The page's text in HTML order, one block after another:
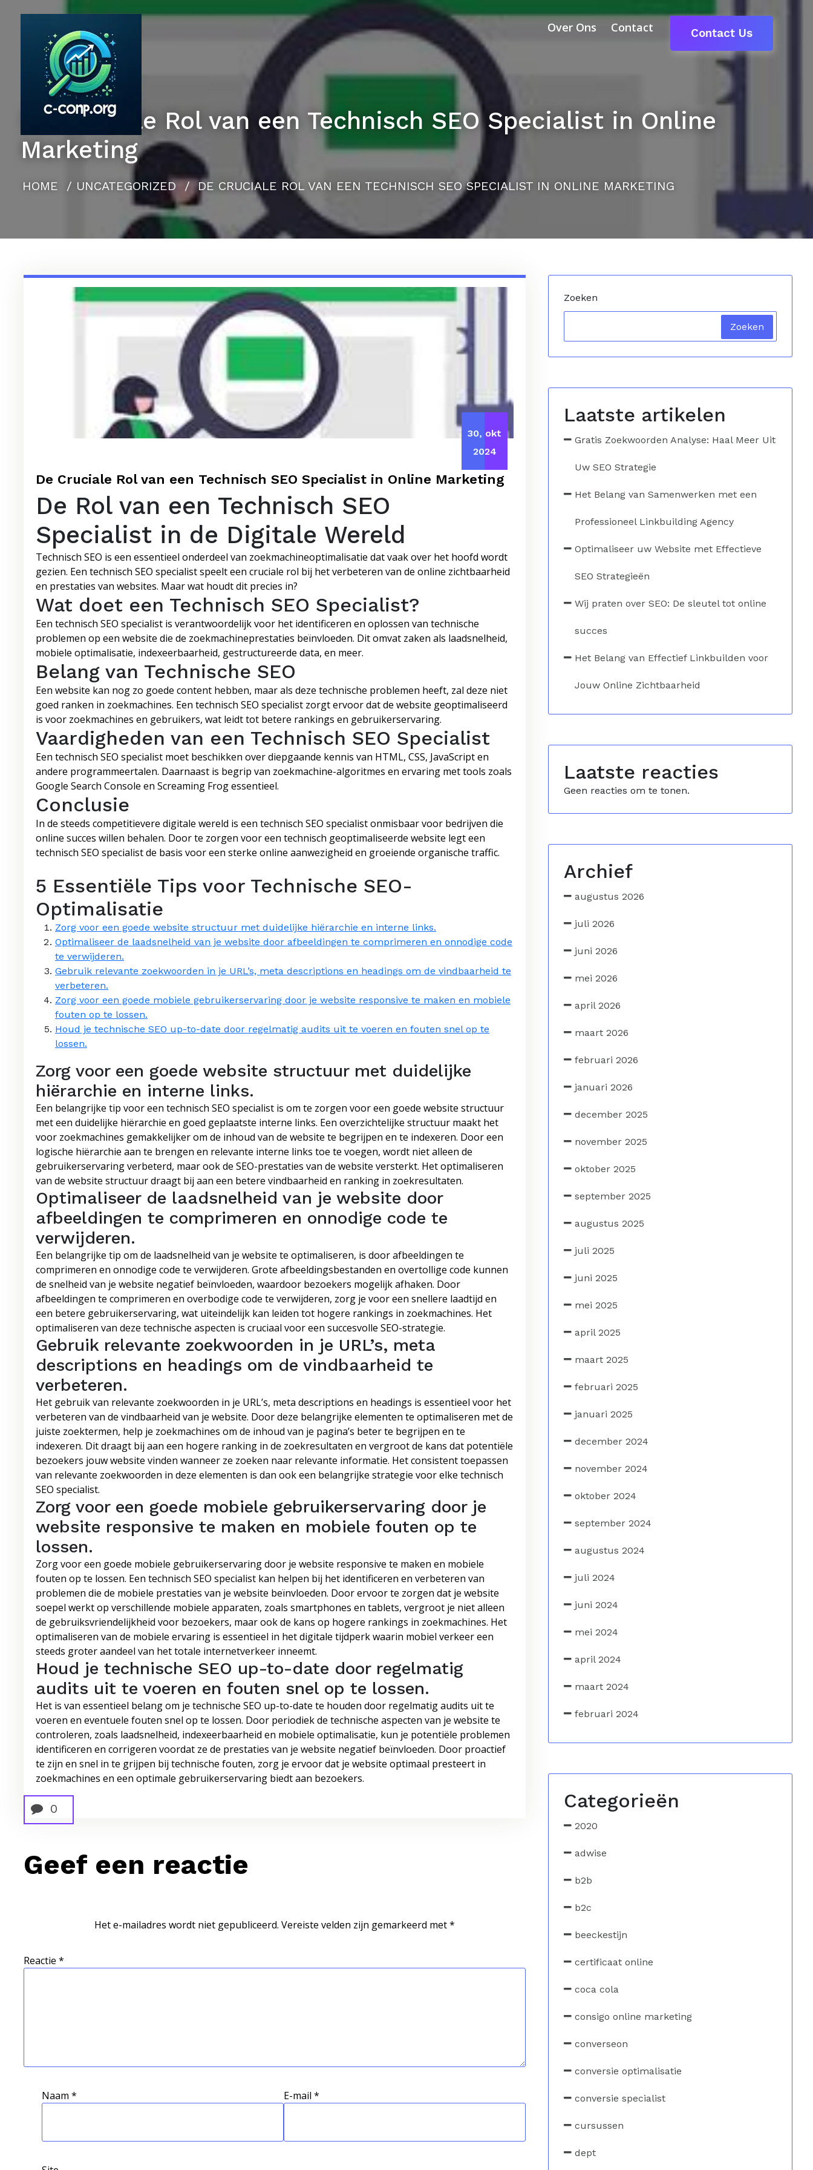
Over Ons Contact Contact Us
De Cruciale Rol van een Technisch SEO Specialist in Online
Marketing
HOME / UNCATEGORIZED / DE CRUCIALE ROL VAN EEN TECHNISCH SEO SPECIALIST IN ONLINE MARKETING
30, okt
2024
De Cruciale Rol van een Technisch SEO Specialist in Online Marketing
De Rol van een Technisch SEO
Specialist in de Digitale Wereld
Technisch SEO is een essentieel onderdeel van zoekmachineoptimalisatie dat vaak over het hoofd wordt
gezien. Een technisch SEO specialist speelt een cruciale rol bij het verbeteren van de online zichtbaarheid
en prestaties van websites. Maar wat houdt dit precies in?
Wat doet een Technisch SEO Specialist?
Een technisch SEO specialist is verantwoordelijk voor het identificeren en oplossen van technische
problemen op een website die de zoekmachineprestaties beïnvloeden. Dit omvat zaken als laadsnelheid,
mobiele optimalisatie, indexeerbaarheid, gestructureerde data, en meer.
Belang van Technische SEO
Een website kan nog zo goede content hebben, maar als deze technische problemen heeft, zal deze niet
goed ranken in zoekmachines. Een technisch SEO specialist zorgt ervoor dat de website geoptimaliseerd
is voor zoekmachines en gebruikers, wat leidt tot betere rankings en gebruikerservaring.
Vaardigheden van een Technisch SEO Specialist
Een technisch SEO specialist moet beschikken over diepgaande kennis van HTML, CSS, JavaScript en
andere programmeertalen. Daarnaast is begrip van zoekmachine-algoritmes en ervaring met tools zoals
Google Search Console en Screaming Frog essentieel.
Conclusie
In de steeds competitievere digitale wereld is een technisch SEO specialist onmisbaar voor bedrijven die
online succes willen behalen. Door te zorgen voor een technisch geoptimaliseerde website legt een
technisch SEO specialist de basis voor een sterke online aanwezigheid en groeiende organische traffic.
5 Essentiële Tips voor Technische SEO-
Optimalisatie
Zorg voor een goede website structuur met duidelijke hiërarchie en interne links.
Optimaliseer de laadsnelheid van je website door afbeeldingen te comprimeren en onnodige code
te verwijderen.
Gebruik relevante zoekwoorden in je URL’s, meta descriptions en headings om de vindbaarheid te
verbeteren.
Zorg voor een goede mobiele gebruikerservaring door je website responsive te maken en mobiele
fouten op te lossen.
Houd je technische SEO up-to-date door regelmatig audits uit te voeren en fouten snel op te
lossen.
Zorg voor een goede website structuur met duidelijke
hiërarchie en interne links.
Een belangrijke tip voor een technisch SEO specialist is om te zorgen voor een goede website structuur
met een duidelijke hiërarchie en goed geplaatste interne links. Een overzichtelijke structuur maakt het
voor zoekmachines gemakkelijker om de inhoud van de website te begrijpen en te indexeren. Door een
logische hiërarchie aan te brengen en relevante interne links toe te voegen, wordt niet alleen de
gebruikerservaring verbeterd, maar ook de SEO-prestaties van de website versterkt. Het optimaliseren
van de website structuur draagt bij aan een betere vindbaarheid en ranking in zoekresultaten.
Optimaliseer de laadsnelheid van je website door
afbeeldingen te comprimeren en onnodige code te
verwijderen.
Een belangrijke tip om de laadsnelheid van je website te optimaliseren, is door afbeeldingen te
comprimeren en onnodige code te verwijderen. Grote afbeeldingsbestanden en overtollige code kunnen
de snelheid van je website negatief beïnvloeden, waardoor bezoekers mogelijk afhaken. Door
afbeeldingen te comprimeren en overbodige code te verwijderen, zorg je voor een snellere laadtijd en
een betere gebruikerservaring, wat uiteindelijk kan leiden tot hogere rankings in zoekmachines. Het
optimaliseren van deze technische aspecten is cruciaal voor een succesvolle SEO-strategie.
Gebruik relevante zoekwoorden in je URL’s, meta
descriptions en headings om de vindbaarheid te
verbeteren.
Het gebruik van relevante zoekwoorden in je URL’s, meta descriptions en headings is essentieel voor het
verbeteren van de vindbaarheid van je website. Door deze belangrijke elementen te optimaliseren met de
juiste zoektermen, help je zoekmachines om de inhoud van je pagina’s beter te begrijpen en te
indexeren. Dit draagt bij aan een hogere ranking in de zoekresultaten en vergroot de kans dat potentiële
bezoekers jouw website vinden wanneer ze zoeken naar relevante informatie. Het consistent toepassen
van relevante zoekwoorden in deze elementen is dan ook een belangrijke strategie voor elke technisch
SEO specialist.
Zorg voor een goede mobiele gebruikerservaring door je
website responsive te maken en mobiele fouten op te
lossen.
Zorg voor een goede mobiele gebruikerservaring door je website responsive te maken en mobiele
fouten op te lossen. Een technisch SEO specialist kan helpen bij het identificeren en verbeteren van
problemen die de mobiele prestaties van je website beïnvloeden. Door ervoor te zorgen dat je website
soepel werkt op verschillende mobiele apparaten, zoals smartphones en tablets, vergroot je niet alleen
de gebruiksvriendelijkheid voor bezoekers, maar ook de kans op hogere rankings in zoekmachines. Het
optimaliseren van de mobiele ervaring is essentieel in het digitale tijdperk waarin mobiel verkeer een
steeds groter aandeel van het totale internetverkeer inneemt.
Houd je technische SEO up-to-date door regelmatig
audits uit te voeren en fouten snel op te lossen.
Het is van essentieel belang om je technische SEO up-to-date te houden door regelmatig audits uit te
voeren en eventuele fouten snel op te lossen. Door periodiek de technische aspecten van je website te
controleren, zoals laadsnelheid, indexeerbaarheid en mobiele optimalisatie, kun je potentiële problemen
identificeren en corrigeren voordat ze de prestaties van je website negatief beïnvloeden. Door proactief
te zijn en snel in te grijpen bij technische fouten, zorg je ervoor dat je website optimaal presteert in
zoekmachines en een optimale gebruikerservaring biedt aan bezoekers.
0
Geef een reactie
Het e-mailadres wordt niet gepubliceerd. Vereiste velden zijn gemarkeerd met*
Reactie *
Naam * E-mail *
Zoeken
Zoeken
Laatste artikelen
Gratis Zoekwoorden Analyse: Haal Meer Uit
Uw SEO Strategie
Het Belang van Samenwerken met een
Professioneel Linkbuilding Agency
Optimaliseer uw Website met Effectieve
SEO Strategieën
Wij praten over SEO: De sleutel tot online
succes
Het Belang van Effectief Linkbuilden voor
Jouw Online Zichtbaarheid
Laatste reacties
Geen reacties om te tonen.
Archief
augustus 2026
juli 2026
juni 2026
mei 2026
april 2026
maart 2026
februari 2026
januari 2026
december 2025
november 2025
oktober 2025
september 2025
augustus 2025
juli 2025
juni 2025
mei 2025
april 2025
maart 2025
februari 2025
januari 2025
december 2024
november 2024
oktober 2024
september 2024
augustus 2024
juli 2024
juni 2024
mei 2024
april 2024
maart 2024
februari 2024
Categorieën
2020
adwise
b2b
b2c
beeckestijn
certificaat online
coca cola
consigo online marketing
converseon
conversie optimalisatie
conversie specialist
cursussen
dept